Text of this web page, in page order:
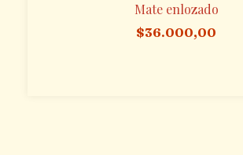
Mate enlozado
$36.000,00